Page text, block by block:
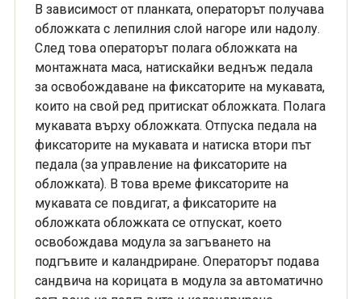
В зависимост от планката, операторът получава
обложката с лепилния слой нагоре или надолу.
След това операторът полага обложката на
монтажната маса, натискайки веднъж педала
за освобождаване на фиксаторите на мукавата,
които на свой ред притискат обложката. Полага
мукавата върху обложката. Отпуска педала на
фиксаторите на мукавата и натиска втори път
педала (за управление на фиксаторите на
обложката). В това време фиксаторите на
мукавата се повдигат, а фиксаторите на
обложката обложката се отпускат, което
освобождава модула за загъването на
подгъвите и каландриране. Операторът подава
сандвича на корицата в модула за автоматично